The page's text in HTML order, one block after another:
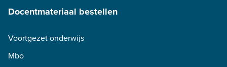
Docentmateriaal bestellen
Voortgezet onderwijs
Mbo